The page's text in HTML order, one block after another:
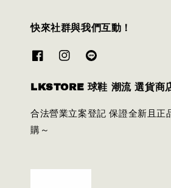
快來社群與我們互動！
LKSTORE 球鞋 潮流 選貨商
合法營業立案登記 保證全新且正
購～